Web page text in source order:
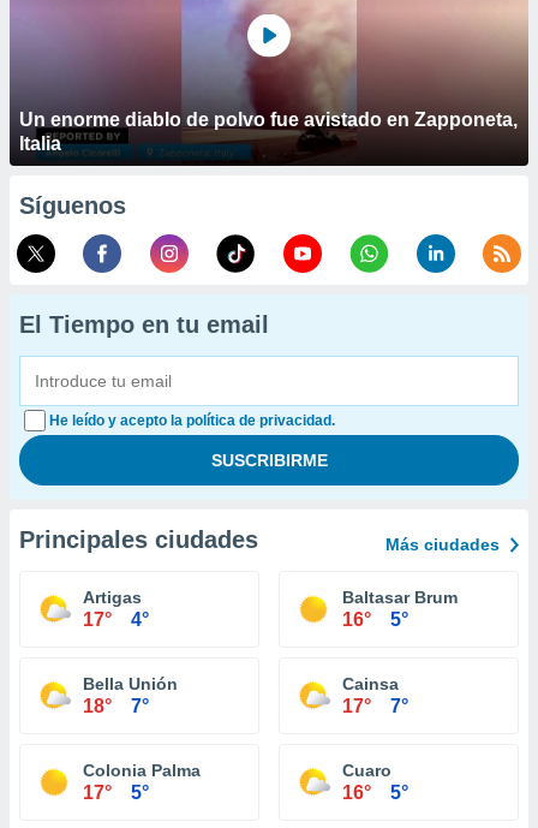
Un enorme diablo de polvo fue avistado en Zapponeta,
Italia
Síguenos
El Tiempo en tu email
He leído y acepto la política de privacidad.
Principales ciudades Más ciudades
Artigas
17° 4°
Baltasar Brum
16° 5°
Bella Unión
18° 7°
Cainsa
17° 7°
Colonia Palma
17° 5°
Cuaro
16° 5°